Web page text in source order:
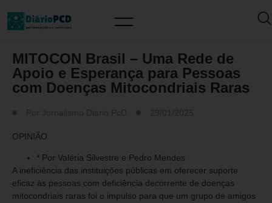
MITOCON Brasil – Uma Rede de
Apoio e Esperança para Pessoas
com Doenças Mitocondriais Raras
OPINIÃO
* Por Valéria Silvestre e Pedro Mendes
A ineficiência das instituições públicas em oferecer suporte
eficaz às pessoas com deficiência decorrente de doenças
mitocondriais raras foi o impulso para que um grupo de amigos